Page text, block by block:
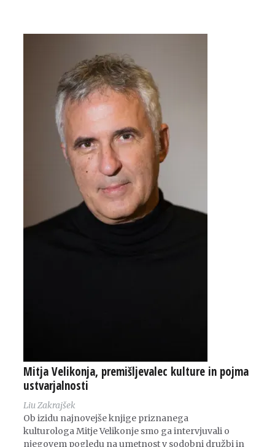
Mitja Velikonja, premišljevalec kulture in pojma
ustvarjalnosti
Liu Zakrajšek
Ob izidu najnovejše knjige priznanega
kulturologa Mitje Velikonje smo ga intervjuvali o
njegovem pogledu na umetnost v sodobni družbi in